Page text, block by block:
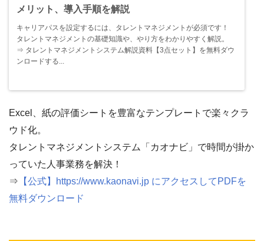
メリット、導入手順を解説
キャリアパスを設定するには、タレントマネジメントが必須です！
タレントマネジメントの基礎知識や、やり方をわかりやすく解説。
⇒ タレントマネジメントシステム解説資料【3点セット】を無料ダウ
ンロードする...
Excel、紙の評価シートを豊富なテンプレートで楽々クラ
ウド化。
タレントマネジメントシステム「カオナビ」で時間が掛か
っていた人事業務を解決！
⇒ 【公式】https://www.kaonavi.jp にアクセスしてPDFを
無料ダウンロード